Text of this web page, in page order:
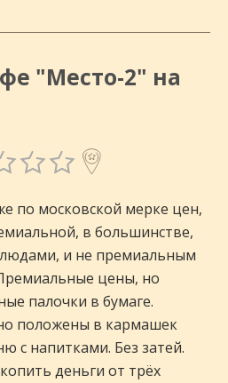
"Место-2" на
по московской мерке цен,
в большинстве,
и не премиальным
цены, но
палочки в бумаге.
положены в кармашек
с напитками. Без затей.
деньги от трёх